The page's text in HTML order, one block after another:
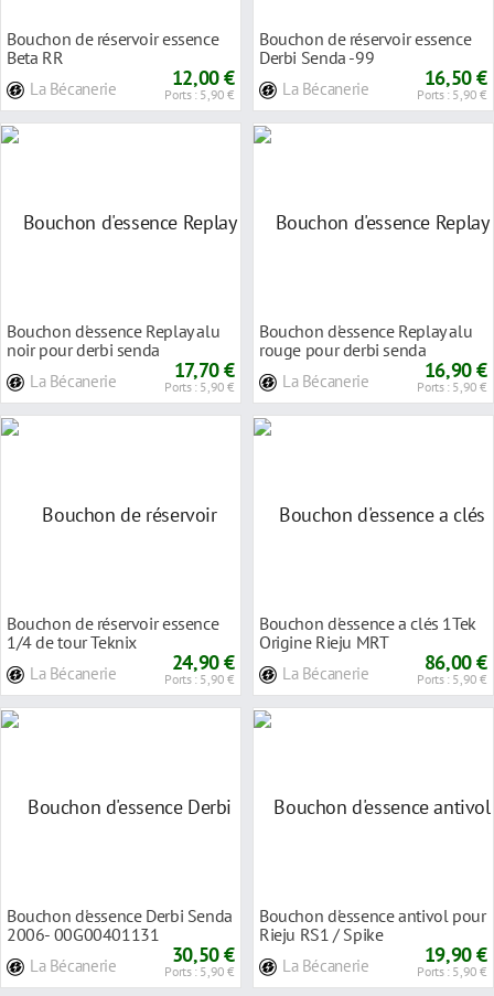
Bouchon de réservoir essence
Beta RR
La Bécanerie 12,00 €
Ports : 5,90 €
Bouchon de réservoir essence
Derbi Senda -99
La Bécanerie 16,50 €
Ports : 5,90 €
Bouchon d'essence Replay alu
noir pour derbi senda
La Bécanerie 17,70 €
Ports : 5,90 €
Bouchon d'essence Replay alu
rouge pour derbi senda
La Bécanerie 16,90 €
Ports : 5,90 €
Bouchon de réservoir essence
1/4 de tour Teknix
La Bécanerie 24,90 €
Ports : 5,90 €
Bouchon d'essence a clés 1Tek
Origine Rieju MRT
La Bécanerie 86,00 €
Ports : 5,90 €
Bouchon d'essence Derbi Senda
2006- 00G00401131
La Bécanerie 30,50 €
Ports : 5,90 €
Bouchon d'essence antivol pour
Rieju RS1 / Spike
La Bécanerie 19,90 €
Ports : 5,90 €